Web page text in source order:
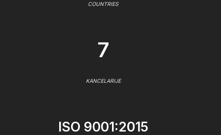
COUNTRIES
7
KANCELARIJE
ISO 9001:2015